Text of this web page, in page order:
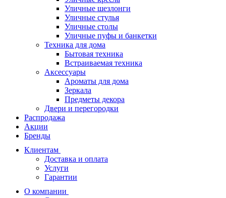
Уличные шезлонги
Уличные стулья
Уличные столы
Уличные пуфы и банкетки
Техника для дома
Бытовая техника
Встраиваемая техника
Аксессуары
Ароматы для дома
Зеркала
Предметы декора
Двери и перегородки
Распродажа
Акции
Бренды
Клиентам
Доставка и оплата
Услуги
Гарантии
О компании